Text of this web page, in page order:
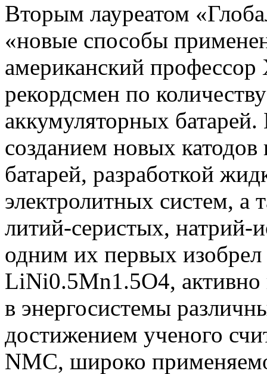
Вторым лауреатом
«новые способы
американский
рекордсмен по
аккумуляторных батарей.
созданием новых
батарей, разработкой
электролитных систем, а
литий-серистых,
одним их первых
LiNi0.5Mn1.5O4, активно
в энергосистемы
достижением ученого
NMC, широко